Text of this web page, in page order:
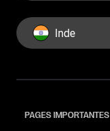
Inde
PAGES IMPORTANTES